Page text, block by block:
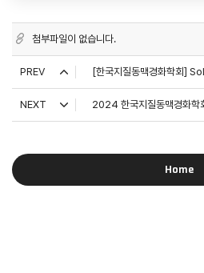
첨부파일이 없습니다.
PREV
NEXT 2024 한국지질동맥경화학
Home